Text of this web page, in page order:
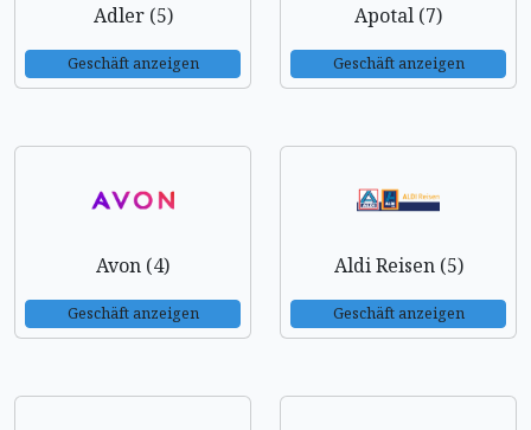
Adler (5)
Geschäft anzeigen
Apotal (7)
Geschäft anzeigen
Avon (4)
Geschäft anzeigen
Aldi Reisen (5)
Geschäft anzeigen